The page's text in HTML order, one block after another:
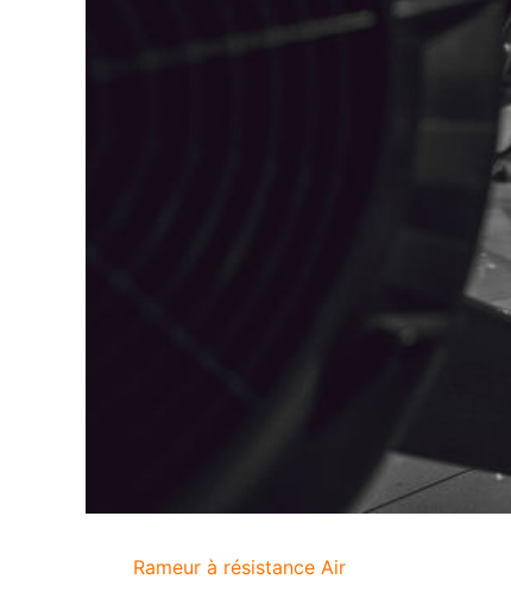
Rameur à résistance Air